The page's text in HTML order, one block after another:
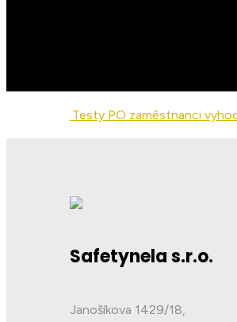
.Testy PO zaměstnanci
Safetynela s.r.o.
Janošíkova 1429/18,